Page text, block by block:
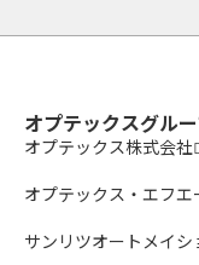
オプテックスグル
オプテックス株式会社
オプテックス・エフ
サンリツオートメイ